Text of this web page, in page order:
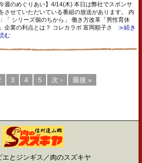
今週のめぐりあい】4/14(木) 本日は弊社でスポンサ
させていただいている番組の放送があります。 内
「 シリーズ個のちから」 働き方改革「男性育休
企業の利点とは？ コレカラボ 富岡順子さ
≫続き
む
3 4 5 次 › 最後 »
エとジンギス／肉のスズキヤ